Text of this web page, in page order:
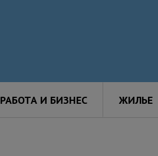
РАБОТА И БИЗНЕС ЖИЛЬЕ